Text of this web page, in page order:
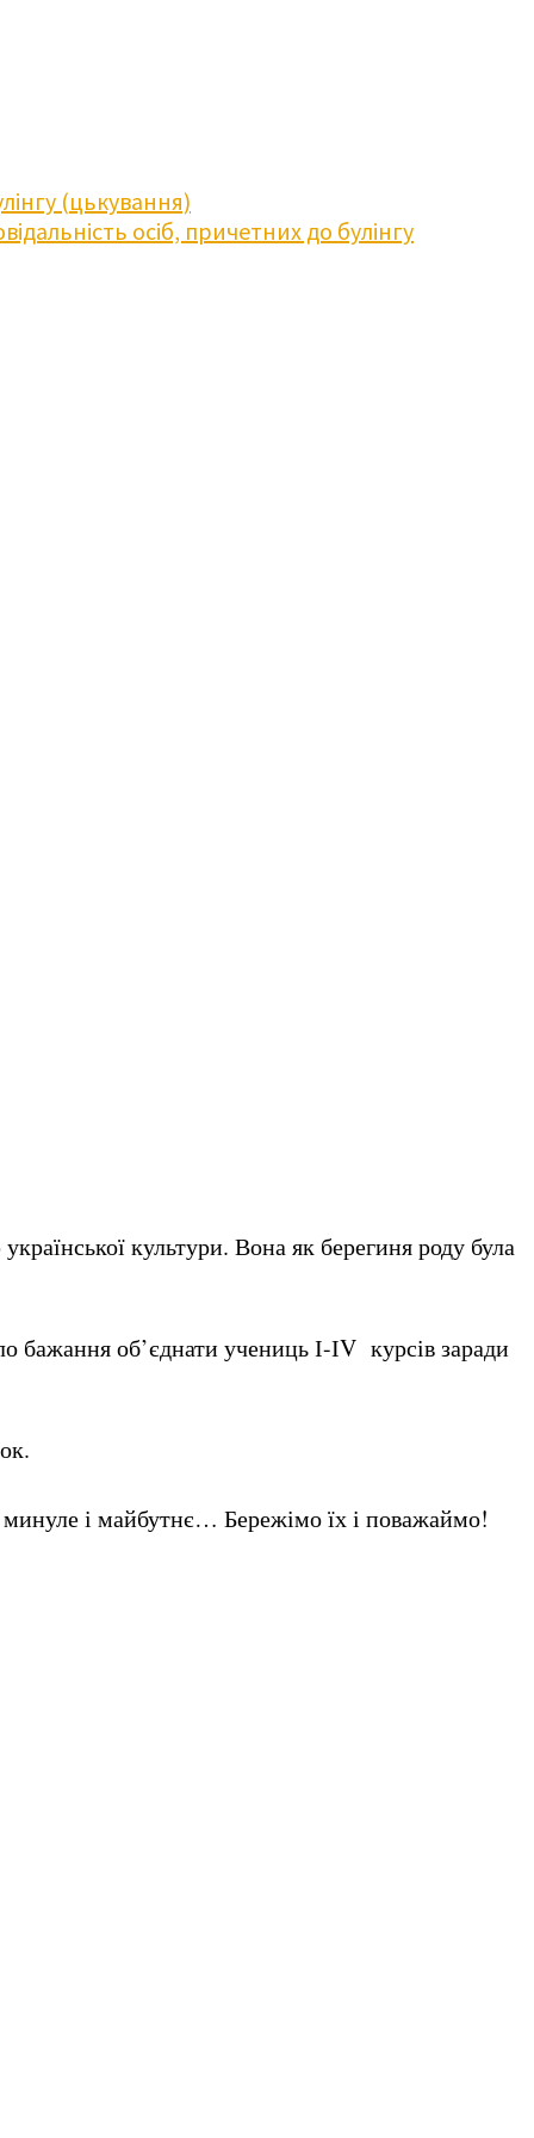
(цькування)
осіб, причетних до булінгу
культури. Вона як берегиня роду була
об’єднати учениць І-ІV курсів заради
і майбутнє… Бережімо їх і поважаймо!